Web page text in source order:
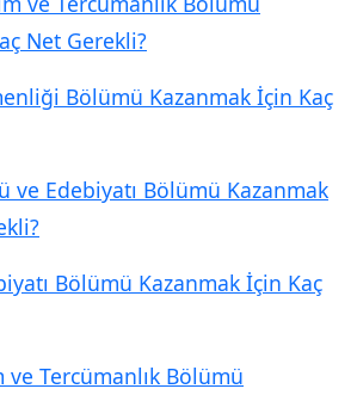
Net Gerekli?
Bölümü Kazanmak İçin Kaç
ve Edebiyatı Bölümü Kazanmak
Bölümü Kazanmak İçin Kaç
Tercümanlık Bölümü